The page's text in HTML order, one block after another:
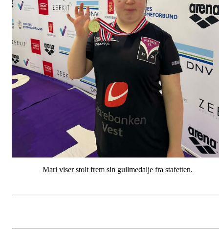
Mari viser stolt frem sin gullmedalje fra stafetten.